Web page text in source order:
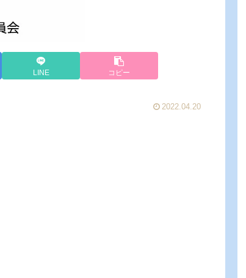
LINE コピー
2022.04.20